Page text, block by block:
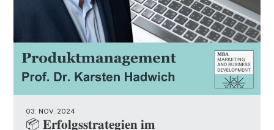
03. NOV. 2024
📦 𝐄𝐫𝐟𝐨𝐥𝐠𝐬𝐬𝐭𝐫𝐚𝐭𝐞𝐠𝐢𝐞𝐧 𝐢𝐦